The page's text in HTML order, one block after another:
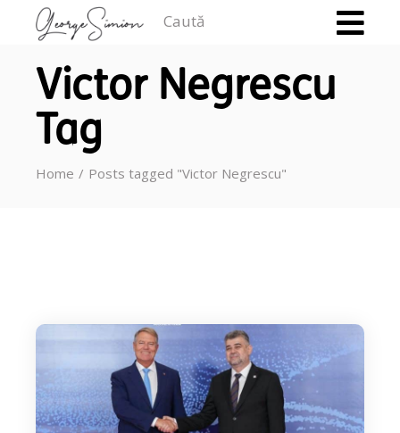
Victor Negrescu
Tag
Home Posts tagged "Victor Negrescu"